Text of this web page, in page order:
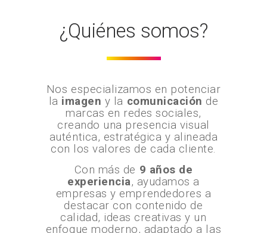
¿Quiénes somos?
Nos especializamos en potenciar
la imagen y la comunicación de
marcas en redes sociales,
creando una presencia visual
auténtica, estratégica y alineada
con los valores de cada cliente.
Con más de 9 años de
experiencia, ayudamos a
empresas y emprendedores a
destacar con contenido de
calidad, ideas creativas y un
enfoque moderno, adaptado a las